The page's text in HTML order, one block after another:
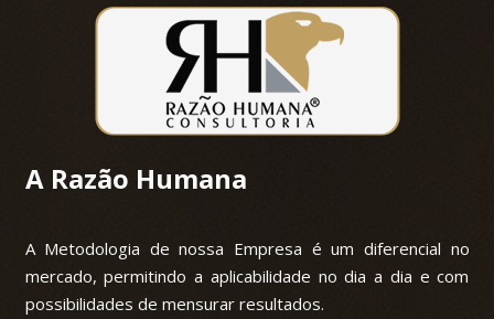
A Razão Humana
A Metodologia de nossa Empresa é um diferencial no
mercado, permitindo a aplicabilidade no dia a dia e com
possibilidades de mensurar resultados.